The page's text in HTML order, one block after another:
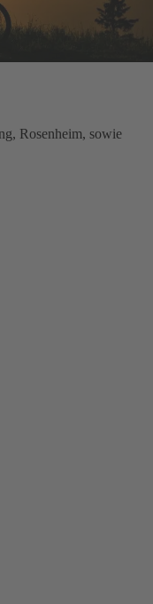
Rosenheim, sowie